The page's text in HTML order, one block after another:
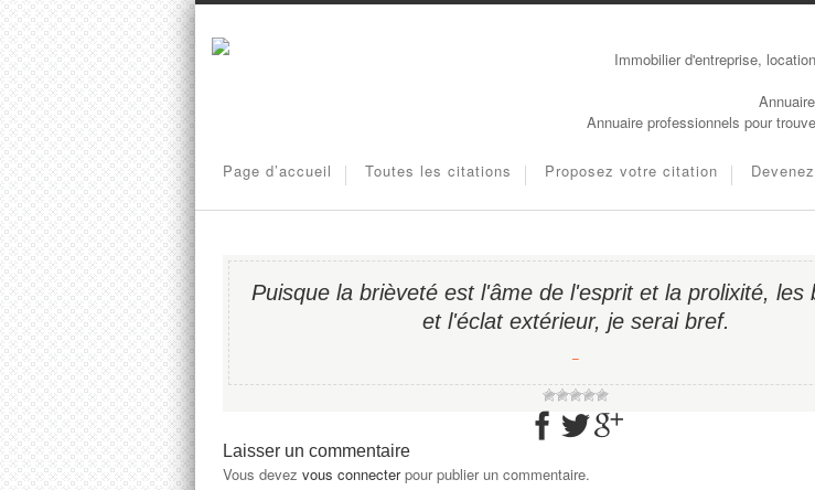
Immobilier d'entreprise,
Annuaire professionnels pour
Page d’accueil Toutes les citations Proposez votre citation
Puisque la brièveté est l'âme de l'esprit et la prolixité, les
et l'éclat extérieur, je serai bref.
−
Laisser un commentaire
Vous devez vous connecterpour publier un commentaire.